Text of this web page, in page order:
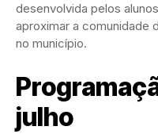
desenvolvida pelos
aproximar a comunidade
no município.
julho